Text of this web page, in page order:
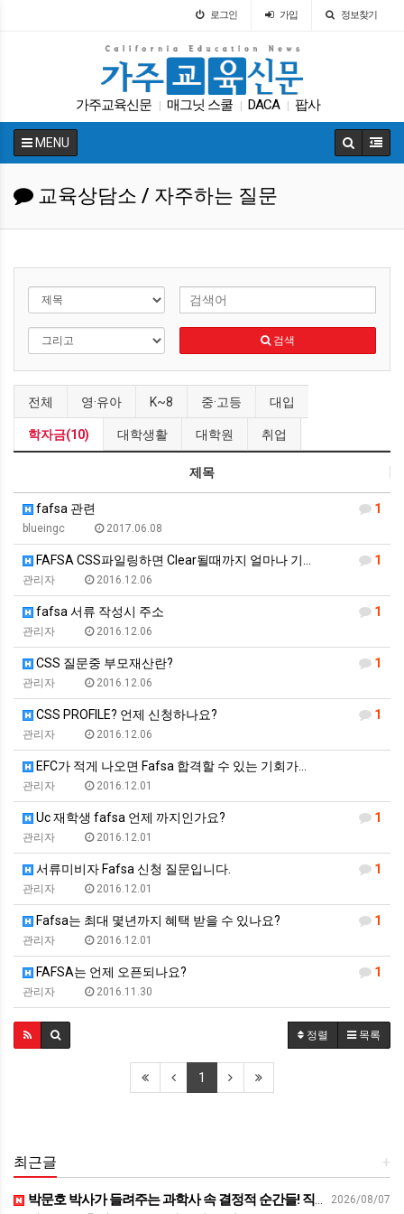
로그인 가입 정보찾기
가주교육신문 매그닛 스쿨 DACA 팝사
| 차터스쿨 대입 인터뷰 가주교육부 학자금
MENU
교육상담소 / 자주하는 질문
검색
전체 영·유아 K~8 중·고등 대입
학자금(10) 대학생활 대학원 취업
제목
1
fafsa 관련
blueingc 2017.06.08
1
FAFSA CSS파일링하면 Clear될때까지 얼마나 기…
관리자 2016.12.06
1
fafsa 서류 작성시 주소
관리자 2016.12.06
1
CSS 질문중 부모재산란?
관리자 2016.12.06
1
CSS PROFILE? 언제 신청하나요?
관리자 2016.12.06
EFC가 적게 나오면 Fafsa 합격할 수 있는 기회가…
관리자 2016.12.01
1
Uc 재학생 fafsa 언제 까지인가요?
관리자 2016.12.01
1
서류미비자 Fafsa 신청 질문입니다.
관리자 2016.12.01
1
Fafsa는 최대 몇년까지 혜택 받을 수 있나요?
관리자 2016.12.01
1
FAFSA는 언제 오픈되나요?
관리자 2016.11.30
정렬 목록
1
+
최근글
2026/08/07
박문호 박사가 들려주는 과학사 속 결정적 순간들! 직관을 뛰어넘는 과학적 통찰 : 생각하는 청소년을 위한 과학 시리즈 1부(feat.박문호 박사)